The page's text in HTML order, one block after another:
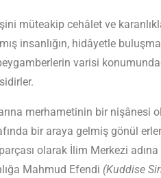
müteakip cehâlet ve
insanlığın, hidâyetle
varisi
merhametinin bir nişânesi
bir araya gelmiş gönül
olarak İlim Merkezi
Mahmud Efendi (Kuddise